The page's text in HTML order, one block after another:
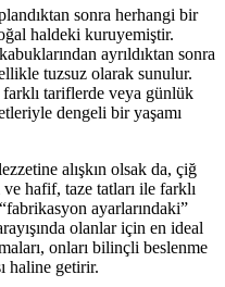
sonra herhangi bir
haldeki kuruyemiştir.
ayrıldıktan sonra
tuzsuz olarak sunulur.
tariflerde veya günlük
dengeli bir yaşamı
alışkın olsak da, çiğ
hafif, taze tatları ile farklı
ayarlarındaki”
olanlar için en ideal
onları bilinçli beslenme
haline getirir.